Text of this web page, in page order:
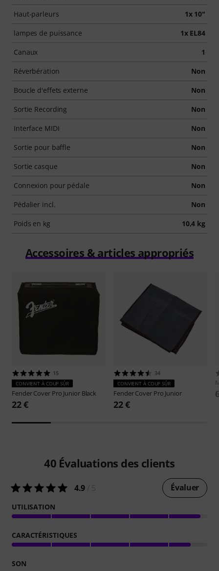
Haut-parleurs 1x 10"
lampes de puissance 1x EL84
Canaux 1
Réverbération Non
Boucle d'effets externe Non
Sortie Recording Non
Interface MIDI Non
Sortie pour baffle Non
Sortie casque Non
Connexion pour pédale Non
Pédalier incl. Non
Poids en kg 10,4 kg
Accessoires & articles appropriés
15
CONVIENT À COUP SÛR
FenderCover Pro Junior Black
22 €
34
CONVIENT À COUP SÛR
FenderCover Pro Junior
22 €
40 Évaluations des clients
4.9 Évaluer
UTILISATION
CARACTÉRISTIQUES
SON